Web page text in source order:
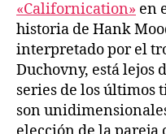
«Californication» en
historia de Hank
interpretado por el
Duchovny, está lejos
series de los últimos
son